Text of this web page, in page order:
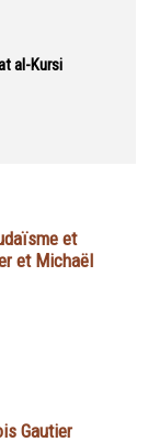
al-Kursi
et
et Michaël
Gautier